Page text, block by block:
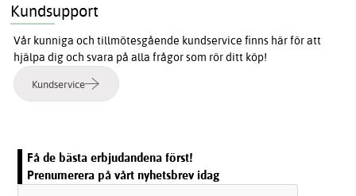
Kundsupport
Vår kunniga och tillmötesgående kundservice finns här för att
hjälpa dig och svara på alla frågor som rör ditt köp!
Kundservice
Få de bästa erbjudandena först!
Prenumerera på vårt nyhetsbrev idag